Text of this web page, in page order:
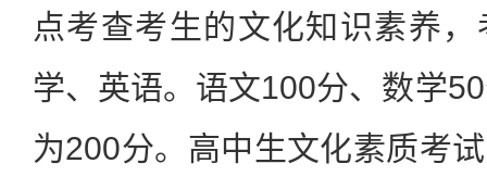
点考查考生的文化知识素养
学、英语。语文100分、数学
为200分。高中生文化素质考